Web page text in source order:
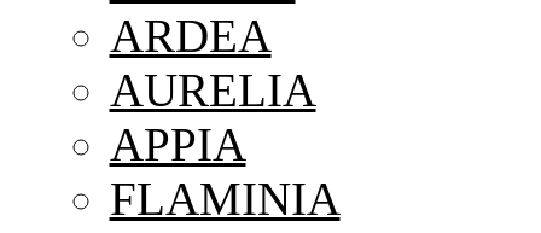
ARDEA
AURELIA
APPIA
FLAMINIA